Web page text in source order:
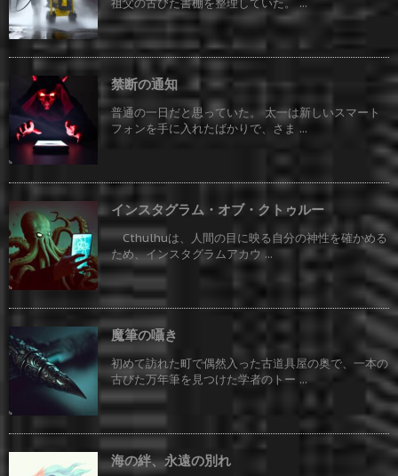
禁断の通知
普通の一日だと思っていた。 太一は新しいスマート
フォンを手に入れたばかりで、さま ...
インスタグラム・オブ・クトゥルー
Cthulhuは、人間の目に映る自分の神性を確かめる
ため、インスタグラムアカウ ...
魔筆の囁き
初めて訪れた町で偶然入った古道具屋の奥で、一本の
古びた万年筆を見つけた学者のトー ...
海の絆、永遠の別れ